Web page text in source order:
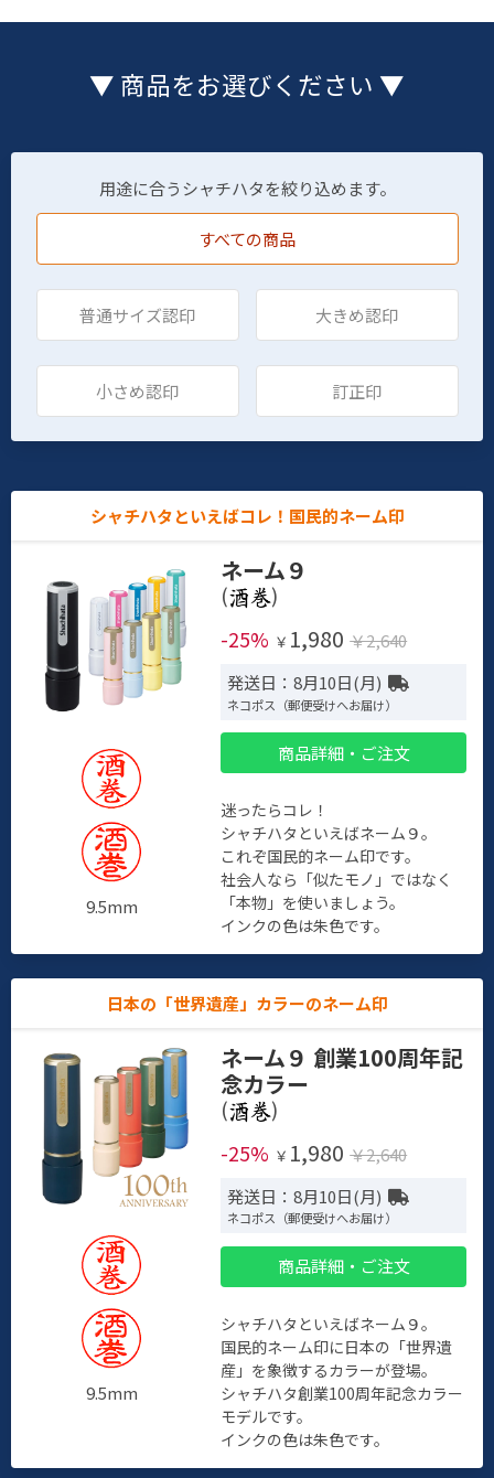
▼ 商品をお選びください ▼
用途に合うシャチハタを絞り込めます。
すべての商品
普通サイズ認印 大きめ認印
小さめ認印 訂正印
シャチハタといえばコレ！国民的ネーム印
9.5mm
ネーム９
(
)
-25% ￥ 1,980 ￥2,640
発送日：8月10日(月)
ネコポス（郵便受けへお届け）
商品詳細・ご注文
迷ったらコレ！
シャチハタといえばネーム９。
これぞ国民的ネーム印です。
社会人なら「似たモノ」ではなく
「本物」を使いましょう。
インクの色は朱色です。
日本の「世界遺産」カラーのネーム印
9.5mm
ネーム９ 創業100周年記
念カラー
(
)
-25% ￥ 1,980 ￥2,640
発送日：8月10日(月)
ネコポス（郵便受けへお届け）
商品詳細・ご注文
シャチハタといえばネーム９。
国民的ネーム印に日本の「世界遺
産」を象徴するカラーが登場。
シャチハタ創業100周年記念カラー
モデルです。
インクの色は朱色です。